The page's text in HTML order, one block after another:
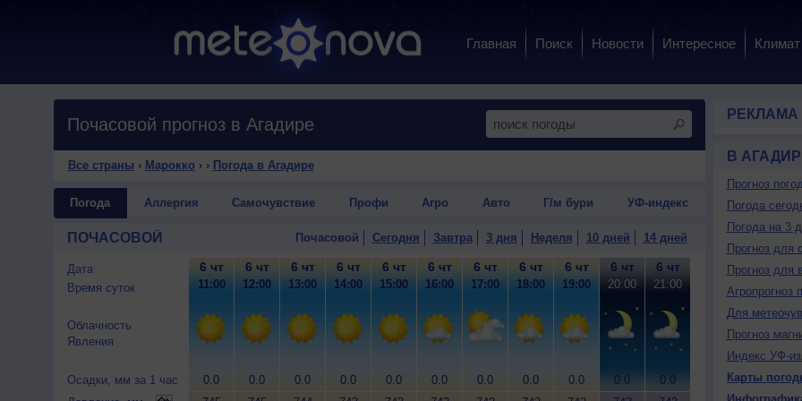
Главная Поиск Новости Интересное Климат
Почасовой прогноз в Агадире
Все страны › Марокко › › Погода в Агадире
Погода Аллергия Самочувствие Профи Агро Авто Г/м бури УФ-индекс
ПОЧАСОВОЙ Почасовой Сегодня Завтра 3 дня Неделя 10 дней 14 дней
Дата
Время суток
Облачность
Явления
Осадки, мм за 1 час
6 чт
11:00
0.0
6 чт
12:00
0.0
6 чт
13:00
0.0
6 чт
14:00
0.0
6 чт
15:00
0.0
6 чт
16:00
0.0
6 чт
17:00
0.0
6 чт
18:00
0.0
6 чт
19:00
0.0
6 чт
20:00
0.0
6 чт
21:00
0.0
6 чт
0.0
7
РЕКЛАМА
В
Прогноз
Погода
Погода на 3
Прогноз для
Прогноз для
Агропрогноз
Для
Прогноз
Индекс УФ-
Карты